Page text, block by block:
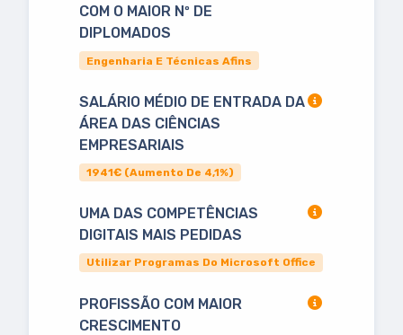
COM O MAIOR Nº DE
DIPLOMADOS
Engenharia E Técnicas Afins
SALÁRIO MÉDIO DE ENTRADA DA
ÁREA DAS CIÊNCIAS
EMPRESARIAIS
1941€ (aumento De 4,1%)
UMA DAS COMPETÊNCIAS
DIGITAIS MAIS PEDIDAS
Utilizar Programas Do Microsoft Office
PROFISSÃO COM MAIOR
CRESCIMENTO